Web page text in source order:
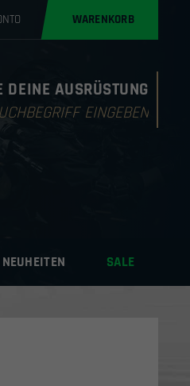
WARENKORB
DEINE AUSRÜSTUNG
NEUHEITEN SALE